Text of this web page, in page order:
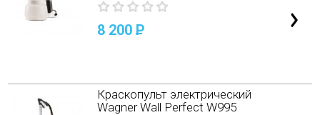
8 200P
Краскопульт электрический
Wagner Wall Perfect W995